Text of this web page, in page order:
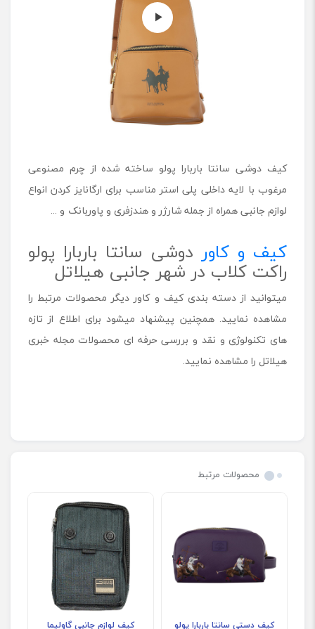
ر
ا
ت
ب
م
S
B
R
2
1
1
کیف دوشی سانتا باربارا پولو ساخته شده از چرم مصنوعی
مرغوب با لایه داخلی پلی استر مناسب برای ارگانایز کردن انواع
لوازم جانبی همراه از جمله شارژر و هندزفری و پاوربانک و ...
کیف و کاور دوشی سانتا باربارا پولو
راکت کلاب در شهر جانبی هیلاتل
میتوانید از دسته بندی کیف و کاور دیگر محصولات مرتبط را
مشاهده نمایید. همچنین پیشنهاد میشود برای اطلاع از تازه
های تکنولوژی و نقد و بررسی حرفه ای محصولات مجله خبری
هیلاتل را مشاهده نمایید.
محصولات مرتبط
کیف دستی سانتا باربارا پولو
کیف لوازم جانبی گاولیما